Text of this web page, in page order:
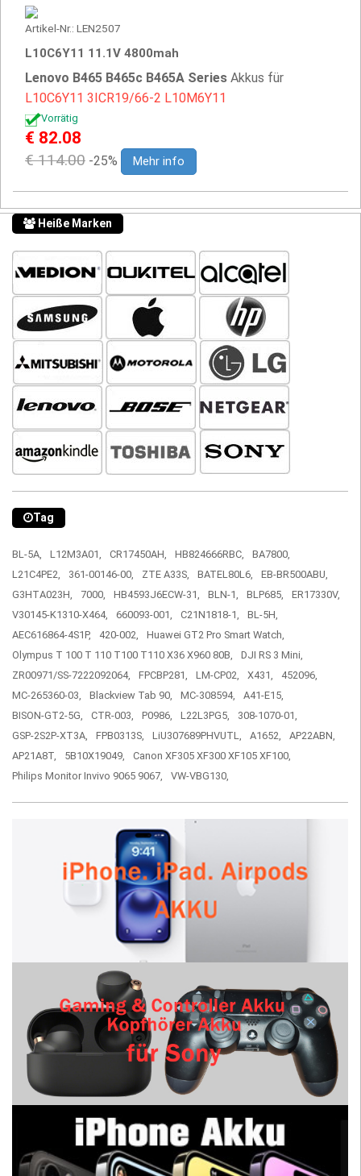
Artikel-Nr.: LEN2507
L10C6Y11 11.1V 4800mah
Lenovo B465 B465c B465A Series Akkus für
L10C6Y11 3ICR19/66-2 L10M6Y11
Vorrätig
€ 82.08
€ 114.00 -25% Mehr info
Heiße Marken
Tag
BL-5A, L12M3A01, CR17450AH, HB824666RBC,
BA7800,
L21C4PE2,
361-00146-00, ZTE A33S, BATEL80L6,
EB-BR500ABU,
G3HTA023H,
7000, HB4593J6ECW-31, BLN-1, BLP685,
ER17330V,
V30145-K1310-X464,
660093-001, C21N1818-1,
BL-5H,
AEC616864-4S1P,
420-002,
Huawei GT2 Pro Smart Watch,
Olympus T 100 T 110 T100 T110 X36 X960 80B,
DJI RS 3 Mini,
ZR00971/SS-7222092064,
FPCBP281, LM-CP02, X431,
452096,
MC-265360-03,
Blackview Tab 90, MC-308594,
A41-E15,
BISON-GT2-5G,
CTR-003, P0986, L22L3PG5,
308-1070-01,
GSP-2S2P-XT3A,
FPB0313S, LiU307689PHVUTL, A1652,
AP22ABN,
AP21A8T,
5B10X19049,
Canon XF305 XF300 XF105 XF100,
Philips Monitor Invivo 9065 9067,
VW-VBG130,